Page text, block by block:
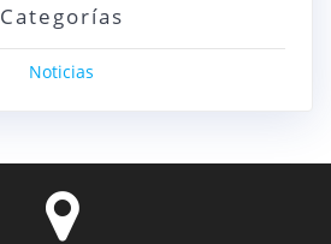
Categorías
Noticias